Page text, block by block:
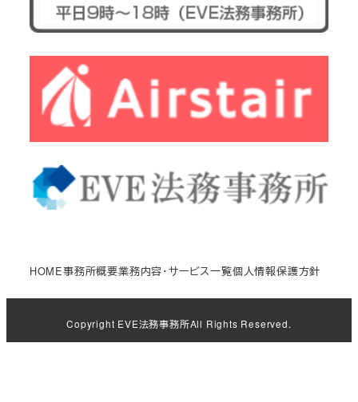
HOME事務所概要業務内容・サービス一覧個人情報保護方針
Copyright EVE法務事務所All Rights Reserved.